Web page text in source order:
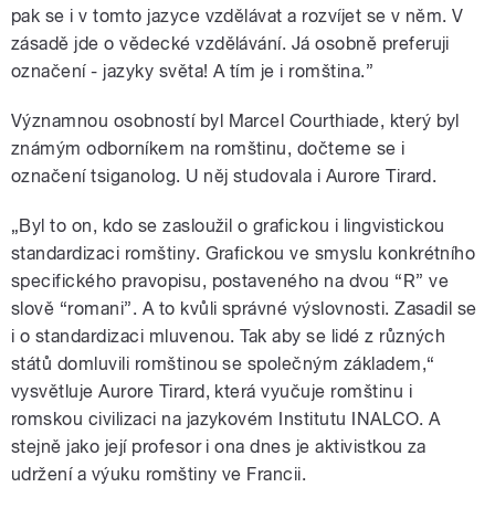
pak se i v tomto jazyce vzdělávat a rozvíjet se v něm. V
zásadě jde o vědecké vzdělávání. Já osobně preferuji
označení - jazyky světa! A tím je i romština.”
Významnou osobností byl Marcel Courthiade, který byl
známým odborníkem na romštinu, dočteme se i
označení tsiganolog. U něj studovala i Aurore Tirard.
„Byl to on, kdo se zasloužil o grafickou i lingvistickou
standardizaci romštiny. Grafickou ve smyslu konkrétního
specifického pravopisu, postaveného na dvou “R” ve
slově “romani”. A to kvůli správné výslovnosti. Zasadil se
i o standardizaci mluvenou. Tak aby se lidé z různých
států domluvili romštinou se společným základem,“
vysvětluje Aurore Tirard, která vyučuje romštinu i
romskou civilizaci na jazykovém Institutu INALCO. A
stejně jako její profesor i ona dnes je aktivistkou za
udržení a výuku romštiny ve Francii.